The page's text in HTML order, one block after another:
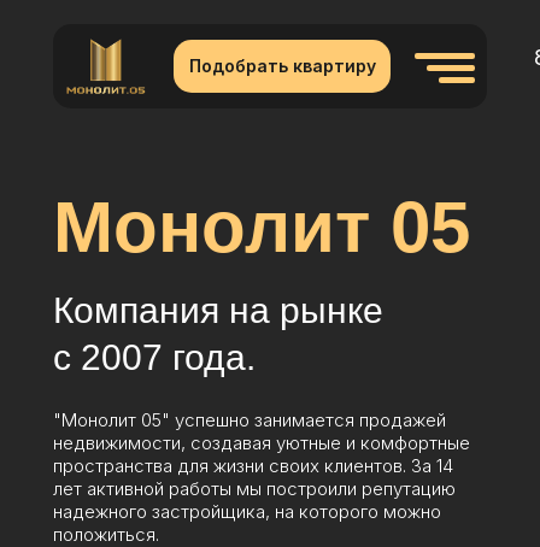
Подобрать квартиру
Монолит 05
Компания на рынке
с 2007 года.
"Монолит 05" успешно занимается продажей
недвижимости, создавая уютные и комфортные
пространства для жизни своих клиентов. За 14
лет активной работы мы построили репутацию
надежного застройщика, на которого можно
положиться.